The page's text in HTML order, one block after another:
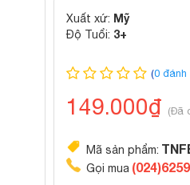
Xuất xứ: Mỹ
Độ Tuổi: 3+
(0 đánh
149.000₫ (Đã
Mã sản phẩm:
Gọi mua